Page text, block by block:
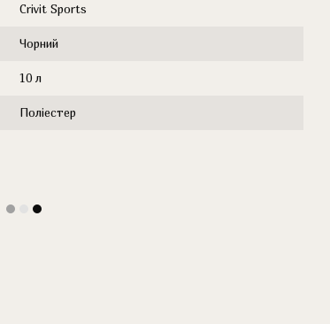
Crivit Sports
Чорний
10 л
Поліестер